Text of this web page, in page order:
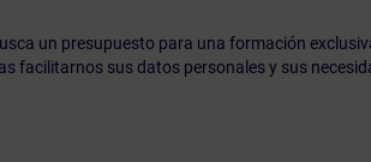
un presupuesto para una formación
facilitarnos sus datos personales y sus